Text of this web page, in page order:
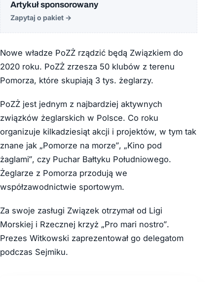
Artykuł sponsorowany
Zapytaj o pakiet →
Nowe władze PoZŻ rządzić będą Związkiem do
2020 roku. PoZŻ zrzesza 50 klubów z terenu
Pomorza, które skupiają 3 tys. żeglarzy.
PoZŻ jest jednym z najbardziej aktywnych
związków żeglarskich w Polsce. Co roku
organizuje kilkadziesiąt akcji i projektów, w tym tak
znane jak „Pomorze na morze”, „Kino pod
żaglami”, czy Puchar Bałtyku Południowego.
Żeglarze z Pomorza przodują we
współzawodnictwie sportowym.
Za swoje zasługi Związek otrzymał od Ligi
Morskiej i Rzecznej krzyż „Pro mari nostro”.
Prezes Witkowski zaprezentował go delegatom
podczas Sejmiku.